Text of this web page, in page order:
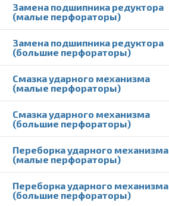
Замена подшипника редуктора
(малые перфораторы)
Замена подшипника редуктора
(большие перфораторы)
Смазка ударного механизма
(малые перфораторы)
Смазка ударного механизма
(большие перфораторы)
Переборка ударного механизма
(малые перфораторы)
Переборка ударного механизма
(большие перфораторы)